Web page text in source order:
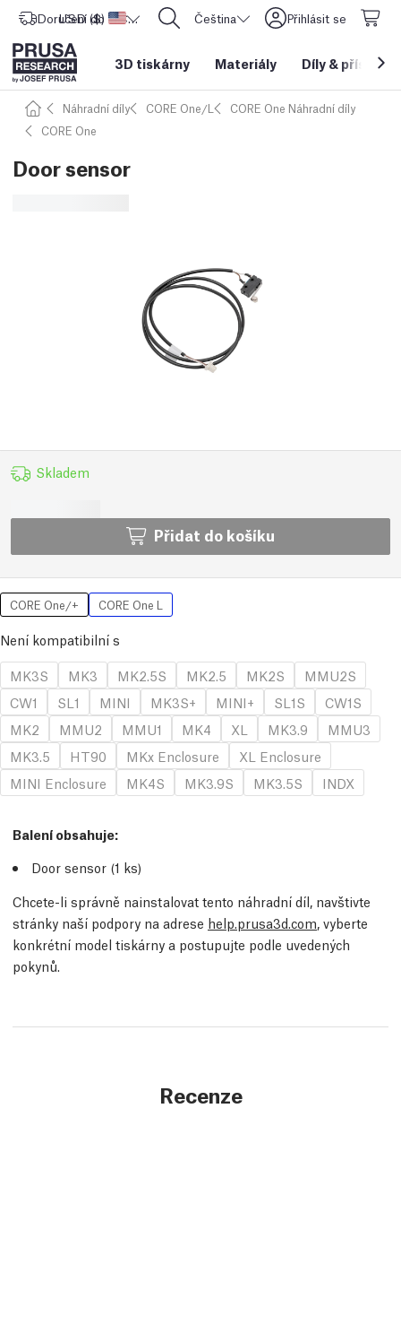
Doručení do Spojené státy americké
USD ($) CORE One L: Nyní skladem! Čeština Přihlásit se
3D tiskárny Materiály Díly &
Náhradní díly CORE One/L
CORE One Náhradní díly
CORE One
Door sensor
Skladem
Přidat do košíku
CORE One/+ CORE One L
Není kompatibilní s
MK3S
MK3 MK2.5S MK2.5 MK2S
MMU2S
CW1
SL1 MINI MK3S+ MINI+ SL1S
CW1S
MK2
MMU2 MMU1 MK4 XL MK3.9
MMU3
MK3.5
HT90 MKx Enclosure
XL Enclosure
MINI Enclosure
MK4S MK3.9S MK3.5S INDX
Balení obsahuje:
Door sensor (1 ks)
Chcete-li správně nainstalovat tento náhradní díl, navštivte
stránky naší podpory na adrese help.prusa3d.com, vyberte
konkrétní model tiskárny a postupujte podle uvedených
pokynů.
Recenze